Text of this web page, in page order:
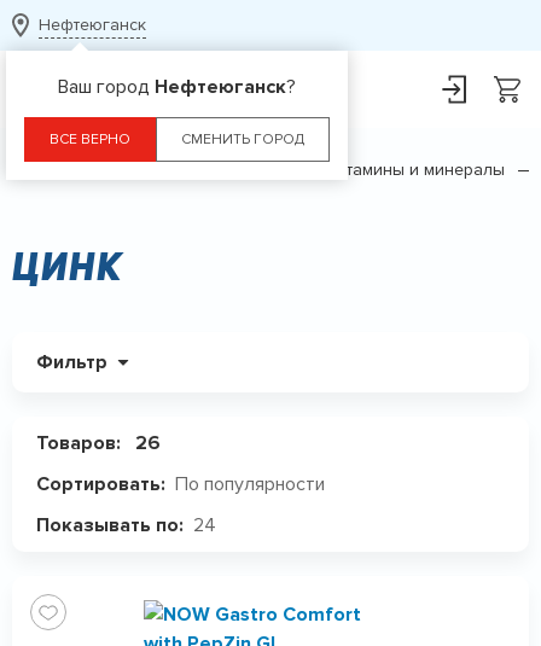
Нефтеюганск
Ваш город Нефтеюганск?
ВСЕ ВЕРНО СМЕНИТЬ ГОРОД
Витамины и минералы
Цинк
Фильтр
Товаров:
26
Сортировать: По популярности
Показывать по: 24